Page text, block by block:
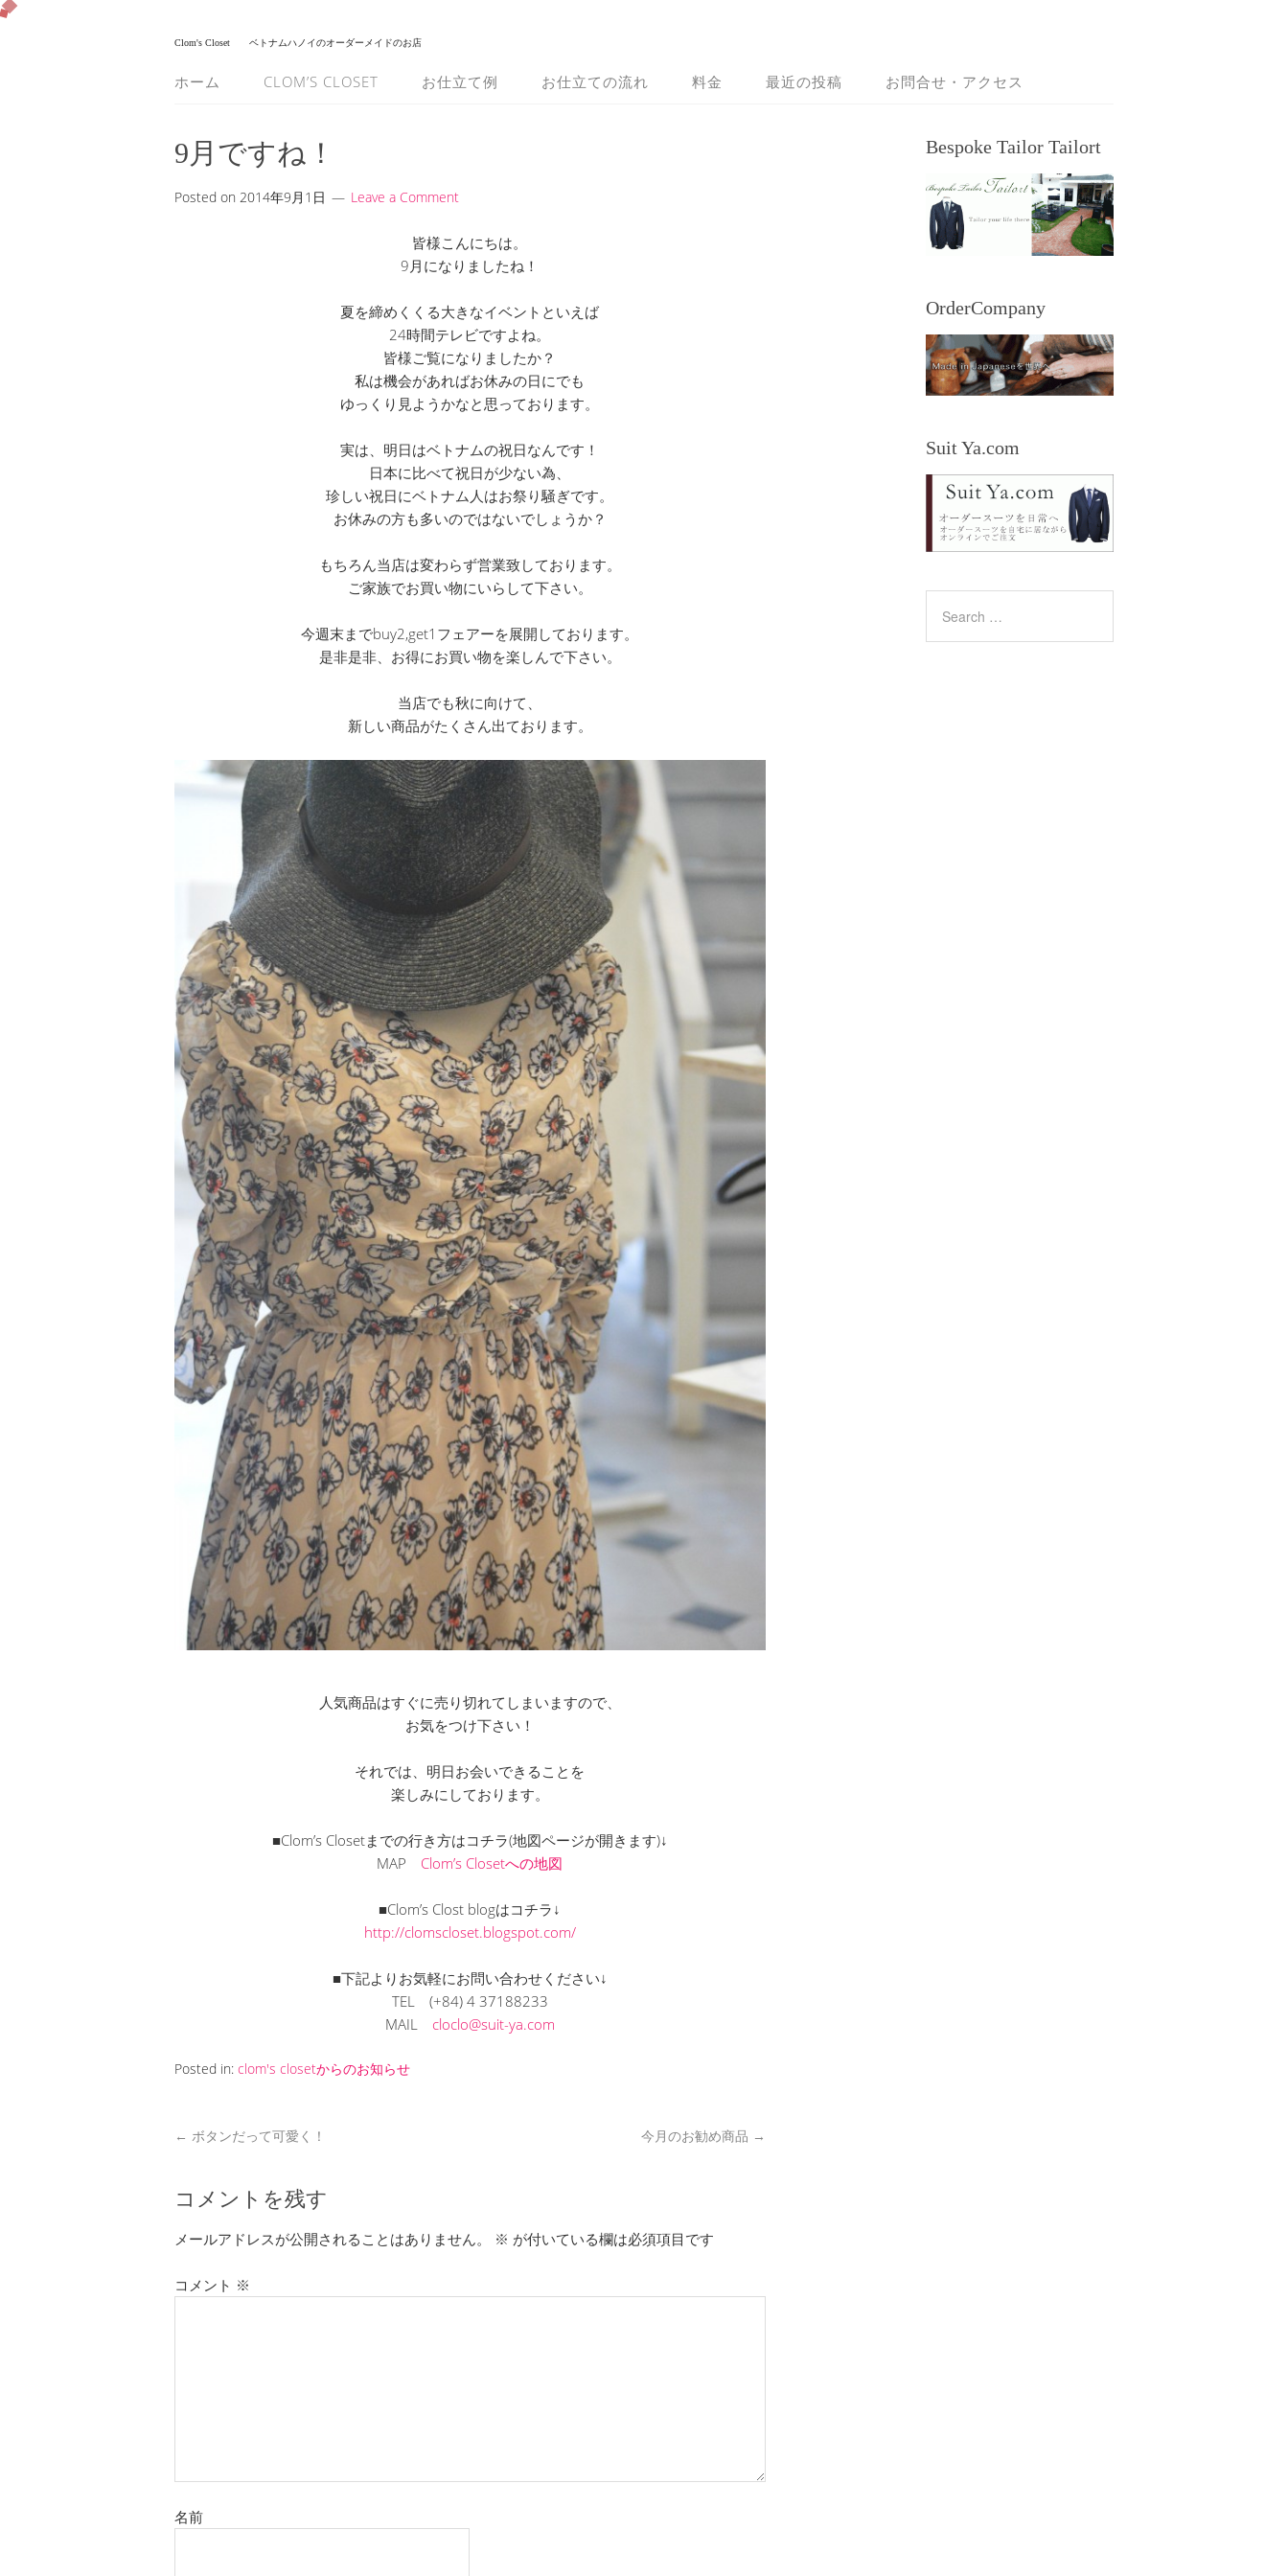
Clom's Closet ベトナムハノイのオーダーメイドのお店
ホーム CLOM’S CLOSET お仕立て例 お仕立ての流れ 料金 最近の投稿 お問合せ・アクセス
9月ですね！
Posted on 2014年9月1日 Leave a Comment
皆様こんにちは。
9月になりましたね！
夏を締めくくる大きなイベントといえば
24時間テレビですよね。
皆様ご覧になりましたか？
私は機会があればお休みの日にでも
ゆっくり見ようかなと思っております。
実は、明日はベトナムの祝日なんです！
日本に比べて祝日が少ない為、
珍しい祝日にベトナム人はお祭り騒ぎです。
お休みの方も多いのではないでしょうか？
もちろん当店は変わらず営業致しております。
ご家族でお買い物にいらして下さい。
今週末までbuy2,get1フェアーを展開しております。
是非是非、お得にお買い物を楽しんで下さい。
当店でも秋に向けて、
新しい商品がたくさん出ております。
人気商品はすぐに売り切れてしまいますので、
お気をつけ下さい！
それでは、明日お会いできることを
楽しみにしております。
■Clom’s Closetまでの行き方はコチラ(地図ページが開きます)↓
MAP Clom’s Closetへの地図
■Clom’s Clost blogはコチラ↓
http://clomscloset.blogspot.com/
■下記よりお気軽にお問い合わせください↓
TEL (+84) 4 37188233
MAIL cloclo@suit-ya.com
Posted in: clom's closetからのお知らせ
← ボタンだって可愛く！ 今月のお勧め商品 →
コメントを残す
メールアドレスが公開されることはありません。 ※ が付いている欄は必須項目です
コメント ※
名前
Bespoke Tailor Tailort
OrderCompany
Suit Ya.com